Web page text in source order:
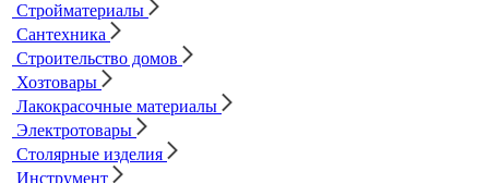
Стройматериалы
Сантехника
Строительство домов
Хозтовары
Лакокрасочные материалы
Электротовары
Столярные изделия
Инструмент